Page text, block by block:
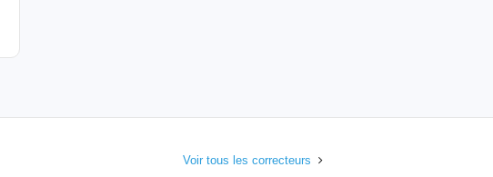
Voir tous les correcteurs